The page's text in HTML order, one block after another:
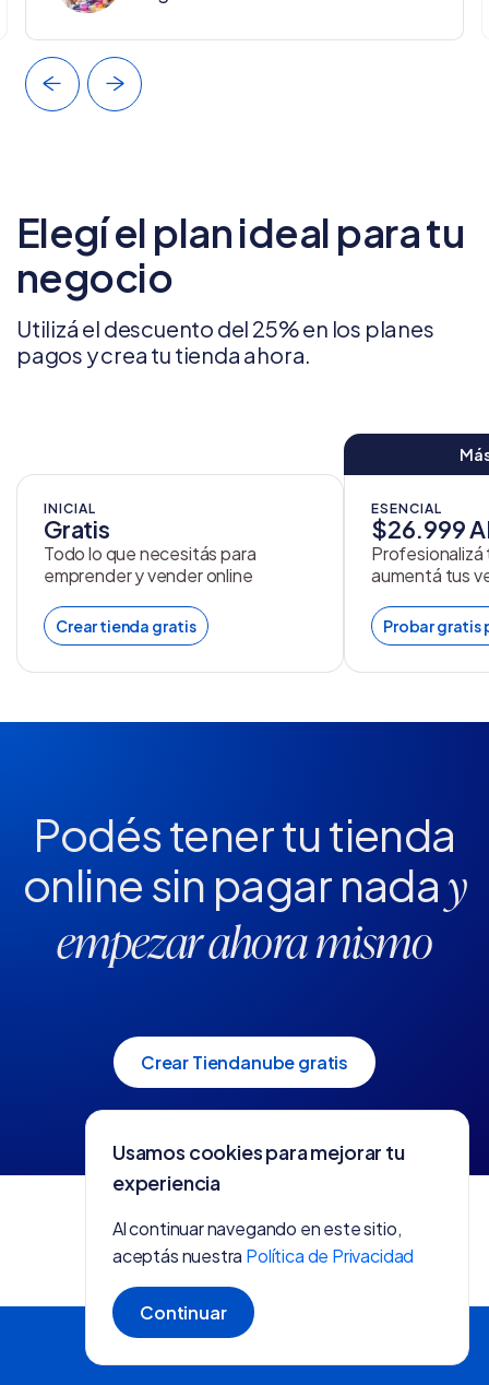
Usamos cookies para mejorar tu
experiencia
Al continuar navegando en este sitio,
aceptás nuestra Política de Privacidad
Continuar
Elegí el plan ideal para tu
negocio
Utilizá el descuento del 25% en los planes
pagos y crea tu tienda ahora.
INICIAL
Gratis
Todo lo que necesitás para
emprender y vender online
Crear tienda gratis
ESENCIAL
$26.999
aumentá tus
Probar gratis
Podés tener tu tienda
onlinesin pagar nada y
empezar ahora mismo
Crear Tiendanube gratis
Crear tienda gratis